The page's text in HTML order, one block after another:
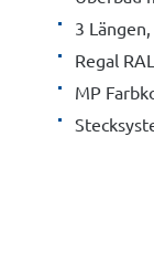
3
Regal
MP